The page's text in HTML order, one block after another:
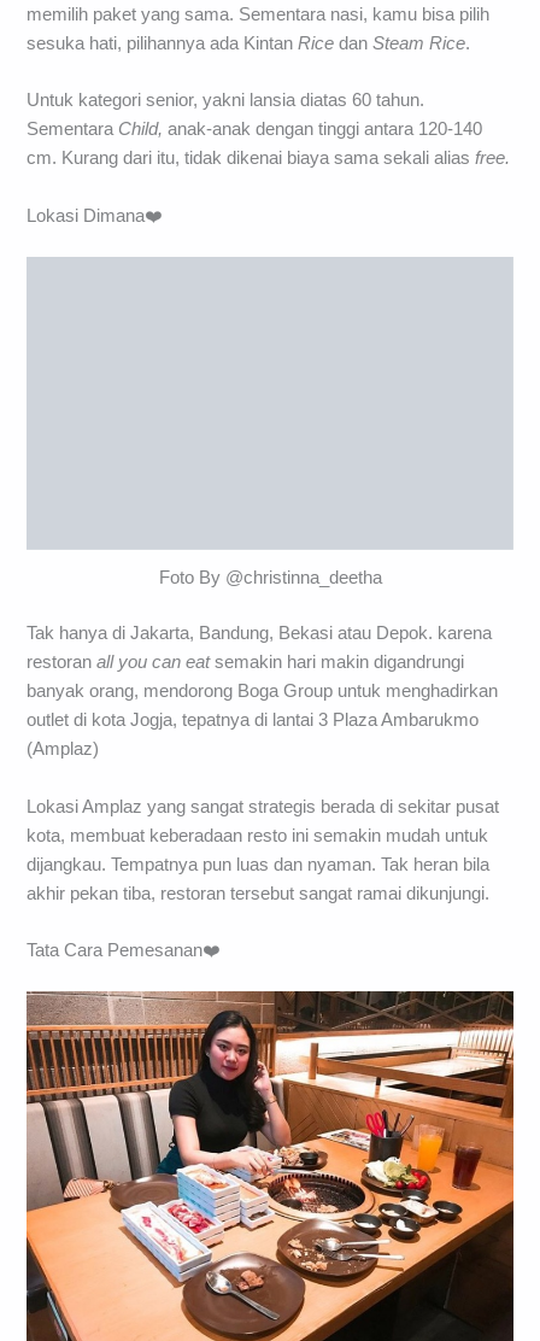
memilih paket yang sama. Sementara nasi, kamu bisa pilih
sesuka hati, pilihannya ada KintanRice danSteam Rice.
Untuk kategori senior, yakni lansia diatas 60 tahun.
Sementara Child, anak-anak dengan tinggi antara 120-140
cm. Kurang dari itu, tidak dikenai biaya sama sekali aliasfree.
Lokasi Dimana❤️
Foto By @christinna_deetha
Tak hanya di Jakarta, Bandung, Bekasi atau Depok. karena
restoran all you can eatsemakin hari makin digandrungi
banyak orang, mendorong Boga Group untuk menghadirkan
outlet di kota Jogja, tepatnya di lantai 3 Plaza Ambarukmo
(Amplaz)
Lokasi Amplaz yang sangat strategis berada di sekitar pusat
kota, membuat keberadaan resto ini semakin mudah untuk
dijangkau. Tempatnya pun luas dan nyaman. Tak heran bila
akhir pekan tiba, restoran tersebut sangat ramai dikunjungi.
Tata Cara Pemesanan❤️